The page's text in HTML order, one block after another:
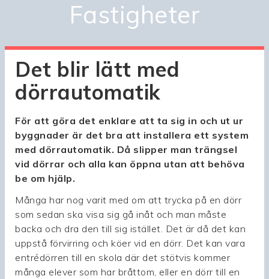
Fastigheter
Det blir lätt med
dörrautomatik
För att göra det enklare att ta sig in och ut ur
byggnader är det bra att installera ett system
med dörrautomatik. Då slipper man trängsel
vid dörrar och alla kan öppna utan att behöva
be om hjälp.
Många har nog varit med om att trycka på en dörr
som sedan ska visa sig gå inåt och man måste
backa och dra den till sig istället. Det är då det kan
uppstå förvirring och köer vid en dörr. Det kan vara
entrédörren till en skola där det stötvis kommer
många elever som har bråttom, eller en dörr till en